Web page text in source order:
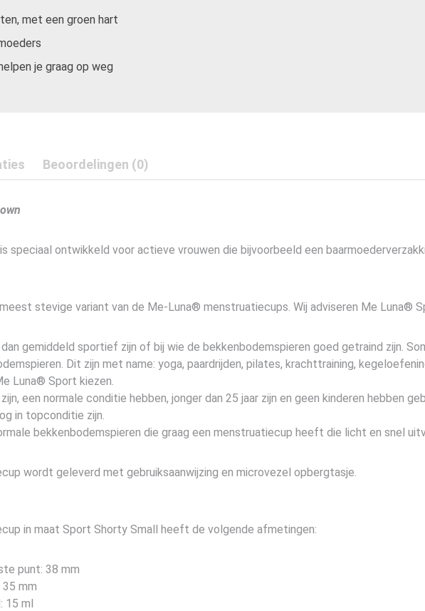
met een groen hart
je graag op weg
Beoordelingen (0)
speciaal ontwikkeld voor actieve vrouwen die bijvoorbeeld een
stevige variant van de Me-Luna® menstruatiecups. Wij adviseren Me Luna®
gemiddeld sportief zijn of bij wie de bekkenbodemspieren goed getraind zijn.
Dit zijn met name: yoga, paardrijden, pilates, krachttraining,
Luna® Sport kiezen.
een normale conditie hebben, jonger dan 25 jaar zijn en geen kinderen hebben
in topconditie zijn.
bekkenbodemspieren die graag een menstruatiecup heeft die licht en snel
wordt geleverd met gebruiksaanwijzing en microvezel opbergtasje.
in maat Sport Shorty Small heeft de volgende afmetingen:
punt: 38 mm
mm
15 ml